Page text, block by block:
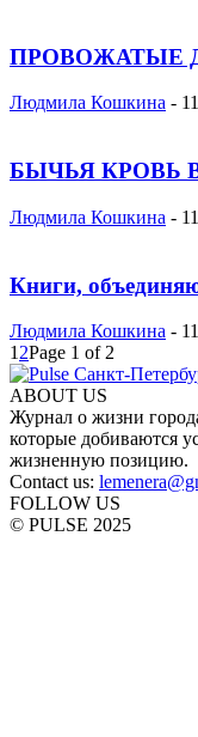
ПРОВОЖАТЫЕ
Людмила Кошкина -
БЫЧЬЯ КРОВЬ
Людмила Кошкина -
Книги,
Людмила Кошкина -
1 2Page 1 of 2
ABOUT US
Журнал о жизни
которые добиваются
жизненную позицию.
Contact us:
FOLLOW US
© PULSE 2025